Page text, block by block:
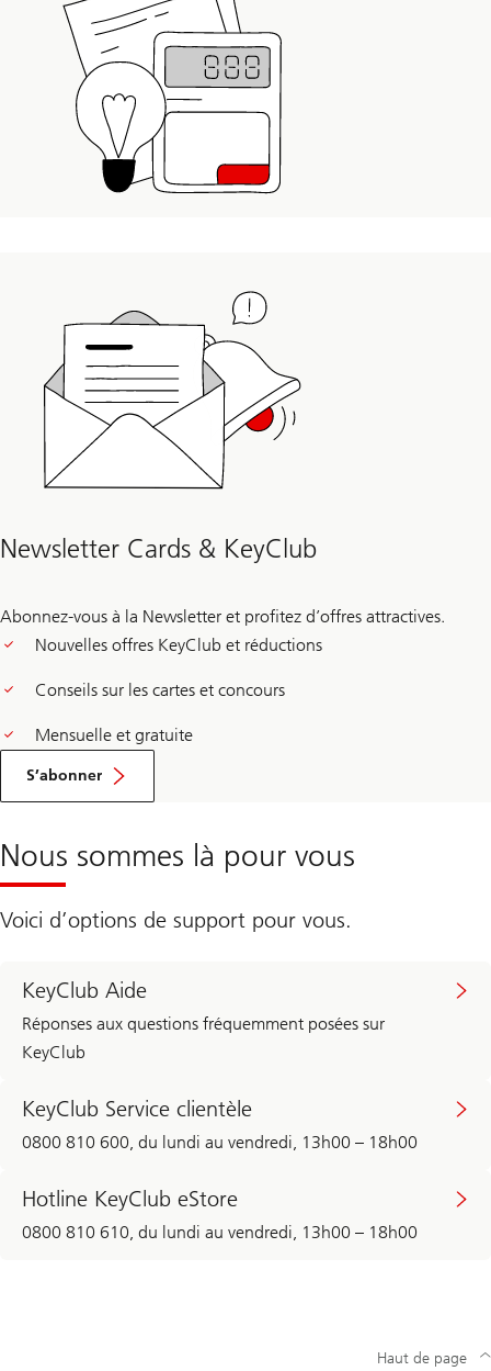
Newsletter Cards & KeyClub
Abonnez-vous à la Newsletter et profitez d’offres attractives.
Nouvelles offres KeyClub et réductions
Conseils sur les cartes et concours
Mensuelle et gratuite
S’abonner
Nous sommes là pour vous
Voici d’options de support pour vous.
KeyClub Aide
Réponses aux questions fréquemment posées sur
KeyClub
KeyClub Service clientèle
0800 810 600, du lundi au vendredi, 13h00 – 18h00
Hotline KeyClub eStore
0800 810 610, du lundi au vendredi, 13h00 – 18h00
Haut de page